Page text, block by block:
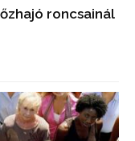
roncsainál